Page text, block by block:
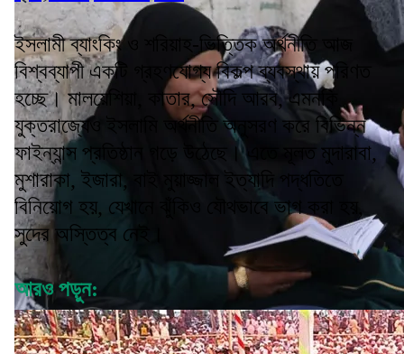
ইসলামী ব্যাংকিং ও শরিয়াহ-ভিত্তিক অর্থনীতি আজ
বিশ্বব্যাপী একটি গ্রহণযোগ্য বিকল্প ব্যবস্থায় পরিণত
হচ্ছে। মালয়েশিয়া, কাতার, সৌদি আরব, এমনকি
যুক্তরাজ্যেও ইসলামি অর্থনীতি অনুসরণ করে বিভিন্ন
ফাইন্যান্স প্রতিষ্ঠান গড়ে উঠেছে। এতে মূলত মুদারাবা,
মুশারাকা, ইজারা, বাই মুয়াজ্জাল ইত্যাদি পদ্ধতিতে
বিনিয়োগ হয়, যেখানে ঝুঁকিও যৌথভাবে ভাগ করা হয়,
সুদের অস্তিত্ব নেই।
আরও পড়ুন: